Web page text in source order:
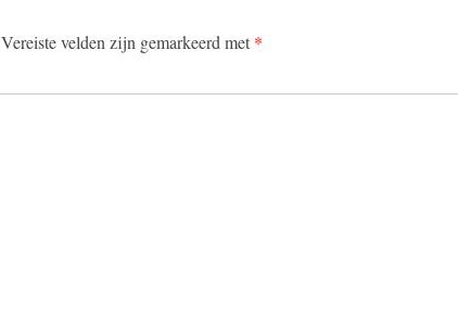
Vereiste velden zijn gemarkeerd met *